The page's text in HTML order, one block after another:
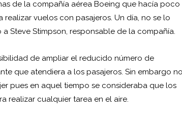
de la compañía aérea Boeing que hacía poco
vuelos con pasajeros. Un día, no se lo
Steve Stimpson, responsable de la compañía.
de ampliar el reducido número de
que atendiera a los pasajeros. Sin embargo no
pues en aquel tiempo se consideraba que los
realizar cualquier tarea en el aire.